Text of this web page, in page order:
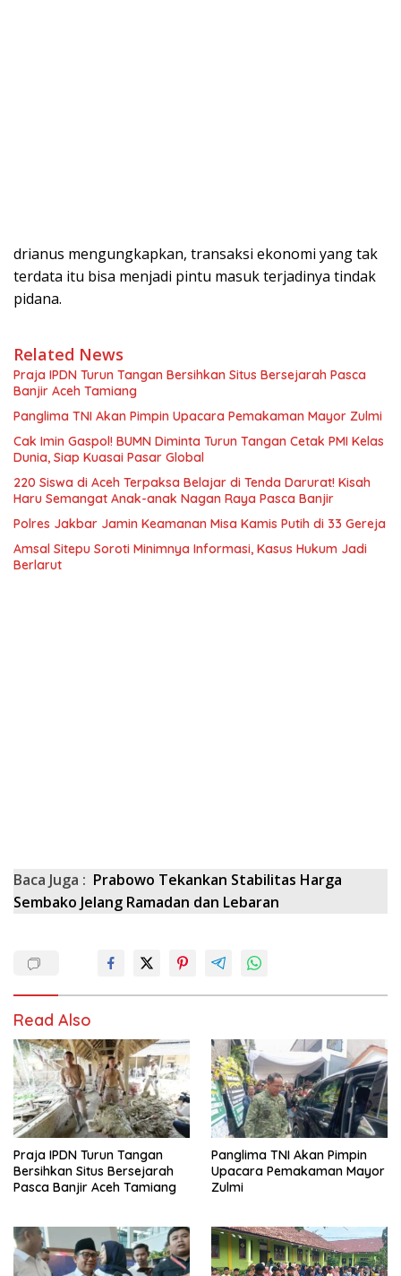
drianus mengungkapkan, transaksi ekonomi yang tak
terdata itu bisa menjadi pintu masuk terjadinya tindak
pidana.
Related News
Praja IPDN Turun Tangan Bersihkan Situs Bersejarah Pasca
Banjir Aceh Tamiang
Panglima TNI Akan Pimpin Upacara Pemakaman Mayor Zulmi
Cak Imin Gaspol! BUMN Diminta Turun Tangan Cetak PMI Kelas
Dunia, Siap Kuasai Pasar Global
220 Siswa di Aceh Terpaksa Belajar di Tenda Darurat! Kisah
Haru Semangat Anak-anak Nagan Raya Pasca Banjir
Polres Jakbar Jamin Keamanan Misa Kamis Putih di 33 Gereja
Amsal Sitepu Soroti Minimnya Informasi, Kasus Hukum Jadi
Berlarut
Baca Juga : Prabowo Tekankan Stabilitas Harga
Sembako Jelang Ramadan dan Lebaran
Read Also
Praja IPDN Turun Tangan
Bersihkan Situs Bersejarah
Pasca Banjir Aceh Tamiang
Panglima TNI Akan Pimpin
Upacara Pemakaman Mayor
Zulmi